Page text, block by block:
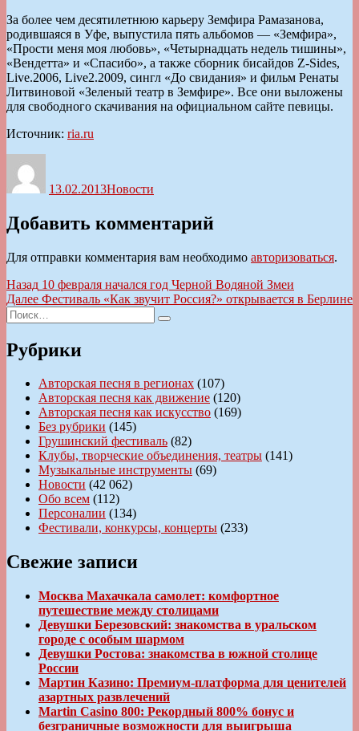
За более чем десятилетнюю карьеру Земфира Рамазанова,
родившаяся в Уфе, выпустила пять альбомов — «Земфира»,
«Прости меня моя любовь», «Четырнадцать недель тишины»,
«Вендетта» и «Спасибо», а также сборник бисайдов Z-Sides,
Live.2006, Live2.2009, сингл «До свидания» и фильм Ренаты
Литвиновой «Зеленый театр в Земфире». Все они выложены
для свободного скачивания на официальном сайте певицы.
Источник: ria.ru
13.02.2013Новости
Добавить комментарий
Для отправки комментария вам необходимо авторизоваться.
Навигация
по
записям
Назад Предыдущая
запись:
10 февраля начался год Черной Водяной Змеи
Далее Следующая
Фестиваль «Как звучит Россия?» открывается в Берлине
Искать:
Поиск
Рубрики
Авторская песня в регионах (107)
Авторская песня как движение (120)
Авторская песня как искусство (169)
Без рубрики (145)
Грушинский фестиваль (82)
Клубы, творческие объединения, театры (141)
Музыкальные инструменты (69)
Новости (42 062)
Обо всем (112)
Персоналии (134)
Фестивали, конкурсы, концерты (233)
Свежие записи
Москва Махачкала самолет: комфортное
путешествие между столицами
Девушки Березовский: знакомства в уральском
городе с особым шармом
Девушки Ростова: знакомства в южной столице
России
Мартин Казино: Премиум-платформа для ценителей
азартных развлечений
Martin Casino 800: Рекордный 800% бонус и
безграничные возможности для выигрыша